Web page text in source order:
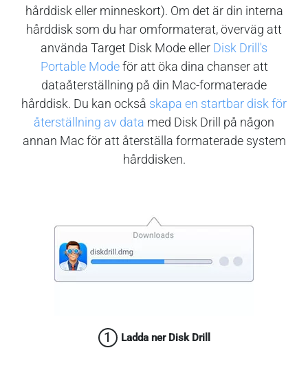
hårddisk eller minneskort). Om det är din interna
hårddisk som du har omformaterat, överväg att
använda Target Disk Mode eller Disk Drill's
Portable Modeför att öka dina chanser att
dataåterställning på din Mac-formaterade
hårddisk. Du kan också skapa en startbar disk för
återställning av data med Disk Drill på någon
annan Mac för att återställa formaterade system
hårddisken.
1 Ladda ner Disk Drill